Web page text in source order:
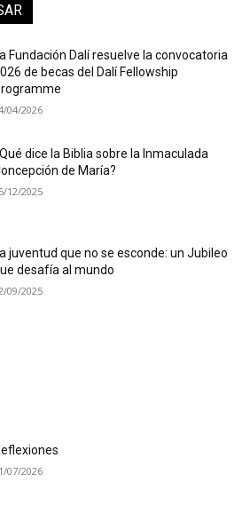
Fundación Dalí resuelve la convocatoria
de becas del Dalí Fellowship
04/2026
dice la Biblia sobre la Inmaculada
de María?
12/2025
juventud que no se esconde: un Jubileo
desafía al mundo
09/2025
07/2026